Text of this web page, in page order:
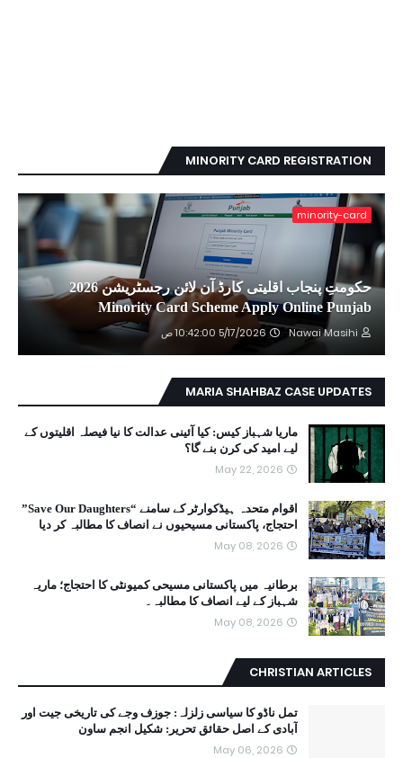
MINORITY CARD REGISTRATION
minority-card
حکومتِ پنجاب اقلیتی کارڈ آن لائن رجسٹریشن 2026
Minority Card Scheme Apply Online Punjab
Nawai Masihi 5/17/2026 10:42:00 ص
MARIA SHAHBAZ CASE UPDATES
ماریا شہباز کیس: کیا آئینی عدالت کا نیا فیصلہ اقلیتوں کے
لیے امید کی کرن بنے گا؟
May 22, 2026
اقوام متحدہ ہیڈکوارٹر کے سامنے “Save Our Daughters”
احتجاج، پاکستانی مسیحیوں نے انصاف کا مطالبہ کر دیا
May 08, 2026
برطانیہ میں پاکستانی مسیحی کمیونٹی کا احتجاج؛ ماریہ
شہباز کے لیے انصاف کا مطالبہ۔
May 08, 2026
CHRISTIAN ARTICLES
تمل ناڈو کا سیاسی زلزلہ: جوزف وجے کی تاریخی جیت اور
آبادی کے اصل حقائق تحریر: شکیل انجم ساون
May 06, 2026